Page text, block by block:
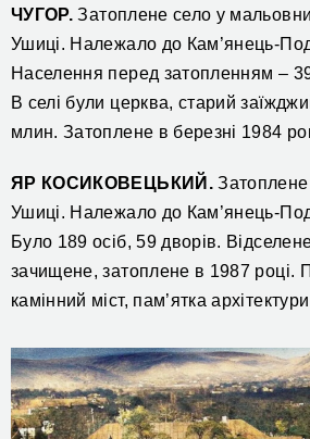
ЧУГОР. Затоплене село у
Ушиці. Належало до Кам’янець-
Населення перед затопленням –
В селі були церква, старий
млин. Затоплене в березні 1984
ЯР КОСИКОВЕЦЬКИЙ.Затоплене
Ушиці. Належало до Кам’янець-
Було 189 осіб, 59 дворів.
зачищене, затоплене в 1987 році.
камінний міст, пам’ятка